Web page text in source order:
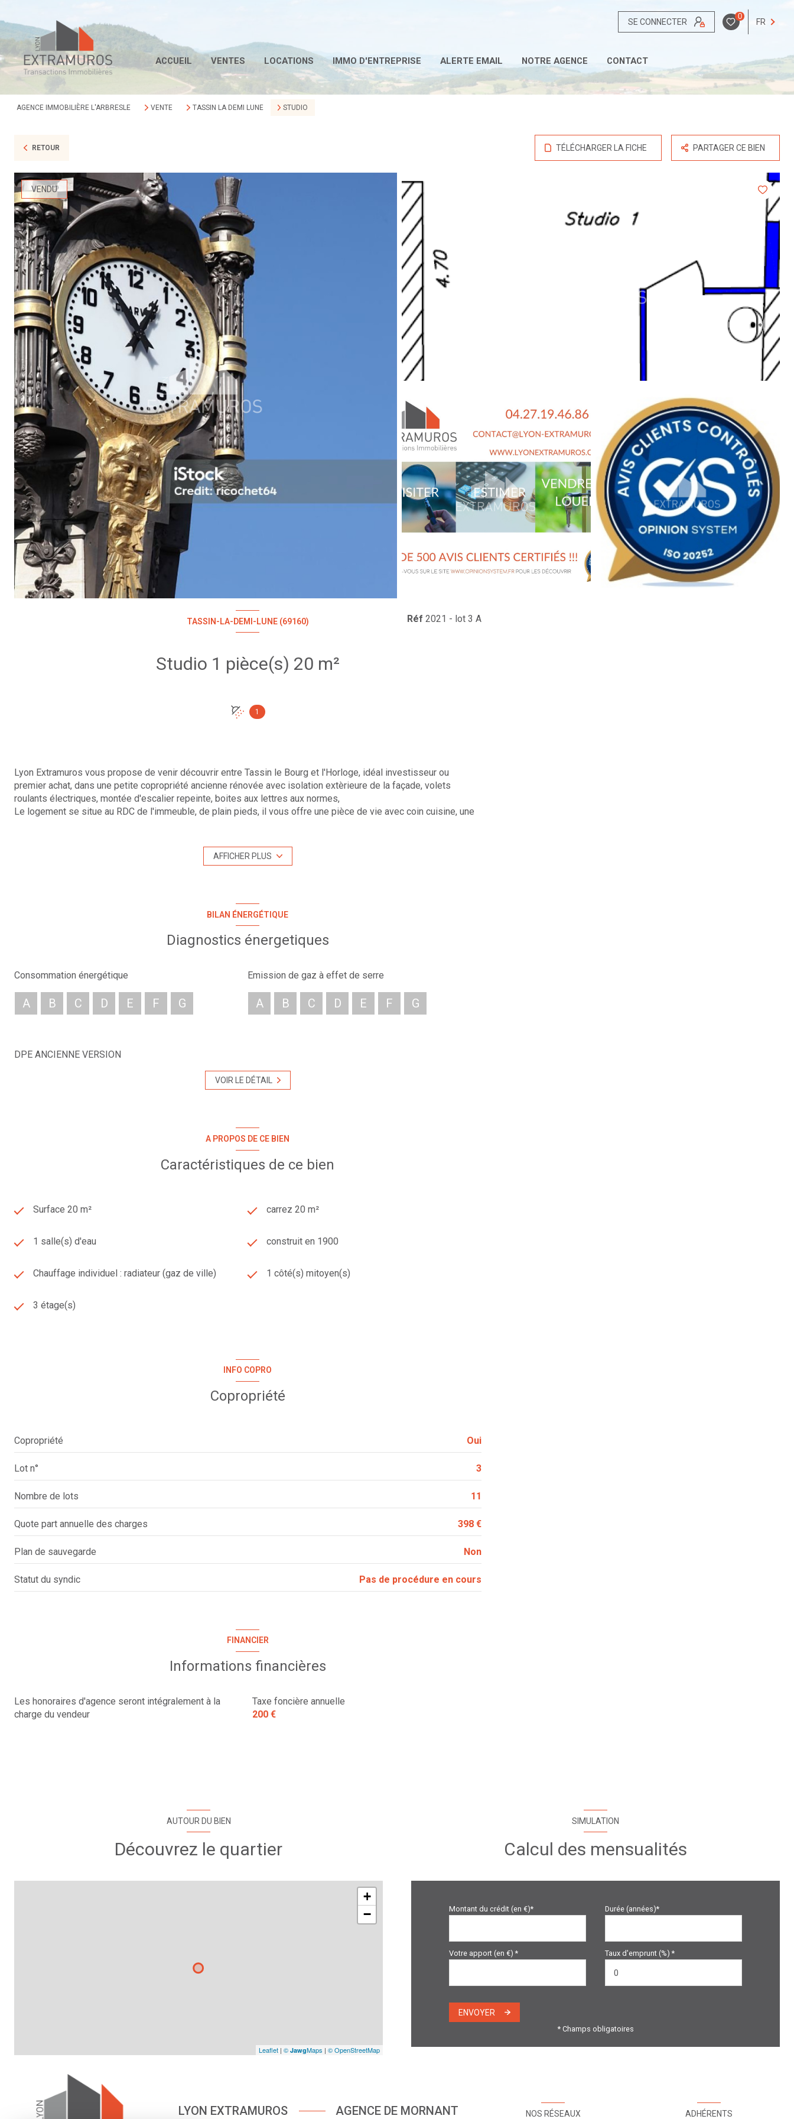
SE CONNECTER
0
FR
ACCUEIL VENTES LOCATIONS IMMO D'ENTREPRISE ALERTE EMAIL NOTRE AGENCE CONTACT
AGENCE IMMOBILIÈRE L'ARBRESLE VENTE TASSIN LA DEMI LUNE STUDIO
RETOUR TÉLÉCHARGER LA FICHE PARTAGER CE BIEN
VENDU
TASSIN-LA-DEMI-LUNE (69160)
Studio 1 pièce(s) 20 m²
1
Réf 2021 - lot 3 A
Lyon Extramuros vous propose de venir découvrir entre Tassin le Bourg et l'Horloge, idéal investisseur ou
premier achat, dans une petite copropriété ancienne rénovée avec isolation extèrieure de la façade, volets
roulants électriques, montée d'escalier repeinte, boites aux lettres aux normes,
Le logement se situe au RDC de l'immeuble, de plain pieds, il vous offre une pièce de vie avec coin cuisine, une
Possibilité d'acquérir une place de parking en plus du logement.
Proximité immédiate des commerces, des transports en communs, et des axes routiers. Copropriété de 11 lots -
Visites possibles du lundi au samedi. Retrouvez l'ensemble de nos annonces sur notre site.
Bien proposé par Bruno Lanfranchi - Statut d'agent immobilier -
Les honoraires d'agence sont intégralement à la charge du vendeur.
Les informations sur les risques auxquels ce bien est exposé sont disponibles sur le siteGéorisques
AFFICHER PLUS
BILAN ÉNERGÉTIQUE
Diagnostics énergetiques
Consommation énergétique
A B C D E F G
Emission de gaz à effet de serre
A B C D E F G
DPE ANCIENNE VERSION
VOIR LE DÉTAIL
A PROPOS DE CE BIEN
Caractéristiques de ce bien
Surface 20 m² carrez 20 m²
1 salle(s) d'eau construit en 1900
Chauffage individuel : radiateur (gaz de ville) 1 côté(s) mitoyen(s)
3 étage(s)
INFO COPRO
Copropriété
Copropriété Oui
Lot n° 3
Nombre de lots 11
Quote part annuelle des charges 398 €
Plan de sauvegarde Non
Statut du syndic Pas de procédure en cours
FINANCIER
Informations financières
Les honoraires d'agence seront intégralement à la
charge du vendeur
Taxe foncière annuelle
200 €
AUTOUR DU BIEN
Découvrez le quartier
+
−
Leaflet | © JawgMaps | © OpenStreetMap
SIMULATION
Calcul des mensualités
Montant du crédit (en €)* Durée (années)*
Votre apport (en €) * Taux d'emprunt (%) *
ENVOYER
* Champs obligatoires
LYON EXTRAMUROS AGENCE DE MORNANT NOS RÉSEAUX ADHÉRENTS